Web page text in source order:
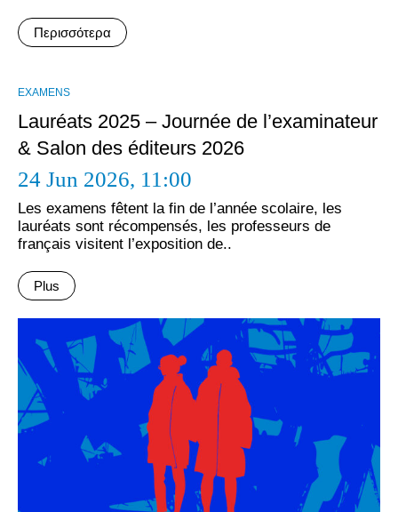
Περισσότερα
EXAMENS
Lauréats 2025 – Journée de l’examinateur
& Salon des éditeurs 2026
24 Jun 2026, 11:00
Les examens fêtent la fin de l’année scolaire, les
lauréats sont récompensés, les professeurs de
français visitent l’exposition de..
Plus